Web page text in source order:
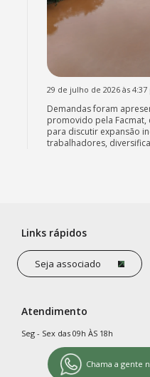
29 de julho de 2026 às 4:37
Demandas foram
promovido pela
para discutir expansão
trabalhadores,
Links rápidos
Seja associado
Atendimento
Seg - Sex das 09h ÀS 18h
Chama a gente